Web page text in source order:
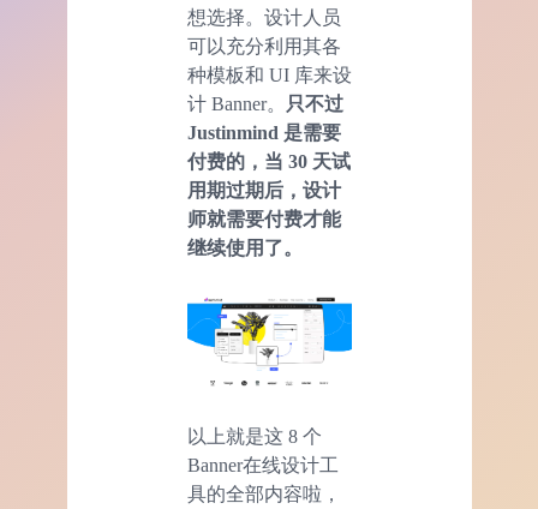
想选择。设计人员
可以充分利用其各
种模板和 UI 库来设
计 Banner。
只不过
Justinmind 是需要
付费的，当 30 天试
用期过期后，设计
师就需要付费才能
继续使用了。
以上就是这 8 个
Banner在线设计工
具的全部内容啦，